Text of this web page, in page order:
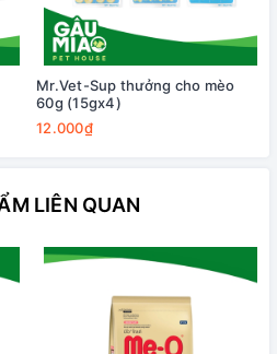
Mr.Vet-Sup thưởng cho mèo
60g (15gx4)
12.000₫
LIÊN QUAN